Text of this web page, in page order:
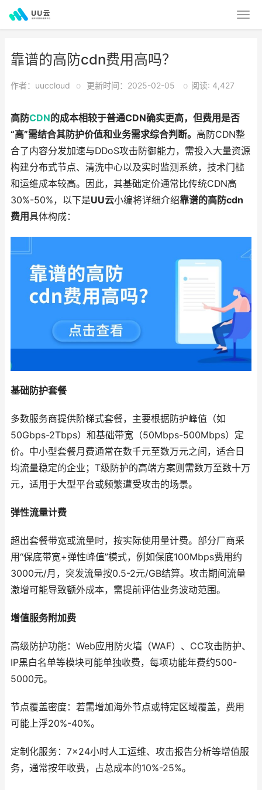
靠谱的高防cdn费用高吗？
作者：uuccloud o 更新时间：2025-02-05 o 阅读: 4,427
高防CDN的成本相较于普通CDN确实更高，但费用是否
“高”需结合其防护价值和业务需求综合判断。 高防CDN整
合了内容分发加速与DDoS攻击防御能力，需投入大量资源
构建分布式节点、清洗中心以及实时监测系统，技术门槛
和运维成本较高。因此，其基础定价通常比传统CDN高
30%-50%，以下是UU云小编将详细介绍靠谱的高防cdn
费用具体构成：
基础防护套餐
多数服务商提供阶梯式套餐，主要根据防护峰值（如
50Gbps-2Tbps）和基础带宽（50Mbps-500Mbps）定
价。中小型套餐月费通常在数千元至数万元之间，适合日
均流量稳定的企业；T级防护的高端方案则需数万至数十万
元，适用于大型平台或频繁遭受攻击的场景。
弹性流量计费
超出套餐带宽或流量时，按实际使用量计费。部分厂商采
用“保底带宽+弹性峰值”模式，例如保底100Mbps费用约
3000元/月，突发流量按0.5-2元/GB结算。攻击期间流量
激增可能导致额外成本，需提前评估业务波动范围。
增值服务附加费
高级防护功能：Web应用防火墙（WAF）、CC攻击防护、
IP黑白名单等模块可能单独收费，每项功能年费约500-
5000元。
节点覆盖密度：若需增加海外节点或特定区域覆盖，费用
可能上浮20%-40%。
定制化服务：7×24小时人工运维、攻击报告分析等增值服
务，通常按年收费，占总成本的10%-25%。